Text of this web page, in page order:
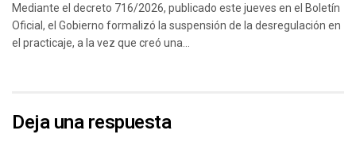
Mediante el decreto 716/2026, publicado este jueves en el Boletín
Oficial, el Gobierno formalizó la suspensión de la desregulación en
el practicaje, a la vez que creó una...
Deja una respuesta